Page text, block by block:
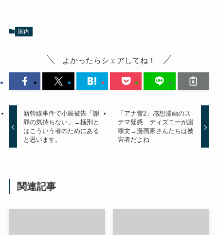
国内
よかったらシェアしてね！
新幹線事件で小島被告「謝
罪の気持ちない」→極刑と
はこういう者のためにある
と思います。
「アナ雪2」感想漫画のス
テマ疑惑 ディズニーが謝
罪文→漫画家さんたちは被
害者だよね
関連記事